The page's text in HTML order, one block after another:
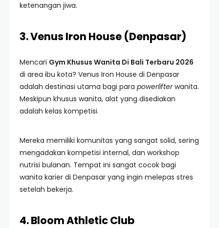
ketenangan jiwa.
3. Venus Iron House (Denpasar)
Mencari Gym Khusus Wanita Di Bali Terbaru 2026
di area ibu kota? Venus Iron House di Denpasar
adalah destinasi utama bagi para powerlifterwanita.
Meskipun khusus wanita, alat yang disediakan
adalah kelas kompetisi.
Mereka memiliki komunitas yang sangat solid, sering
mengadakan kompetisi internal, dan workshop
nutrisi bulanan. Tempat ini sangat cocok bagi
wanita karier di Denpasar yang ingin melepas stres
setelah bekerja.
4. Bloom Athletic Club